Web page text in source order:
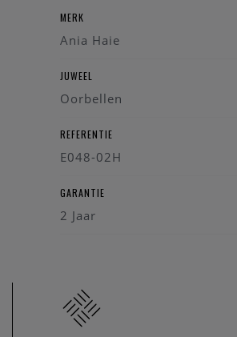
MERK
Ania Haie
JUWEEL
Oorbellen
REFERENTIE
E048-02H
GARANTIE
2 Jaar